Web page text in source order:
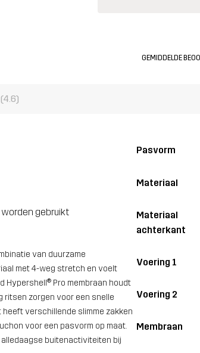
GEMIDDELDE
(4.6)
gebruikt
van duurzame
met 4-weg stretch en voelt
Hypershell® Pro membraan houdt
ritsen zorgen voor een snelle
verschillende slimme zakken
voor een pasvorm op maat.
buitenactiviteiten bij
Pasvorm
Materiaal
Materiaal
achterkant
Voering 1
Voering 2
Membraan